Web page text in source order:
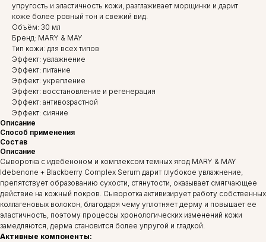
упругость и эластичность кожи, разглаживает морщинки и дарит
коже более ровный тон и свежий вид.
Объём: 30 мл
Бренд: MARY & MAY
Тип кожи: для всех типов
Эффект: увлажнение
Эффект: питание
Эффект: укрепление
Эффект: восстановление и регенерация
Эффект: антивозрастной
Эффект: сияние
Описание
Способ применения
Состав
Описание
Сыворотка с идебеноном и комплексом темных ягод MARY & MAY
Idebenone + Blackberry Complex Serum дарит глубокое увлажнение,
препятствует образованию сухости, стянутости, оказывает смягчающее
действие на кожный покров. Сыворотка активизирует работу собственных
коллагеновых волокон, благодаря чему уплотняет дерму и повышает ее
эластичность, поэтому процессы хронологических изменений кожи
замедляются, дерма становится более упругой и гладкой.
Активные компоненты: